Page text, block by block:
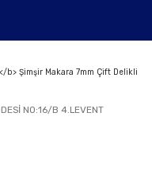
NO:16/B 4.LEVENT